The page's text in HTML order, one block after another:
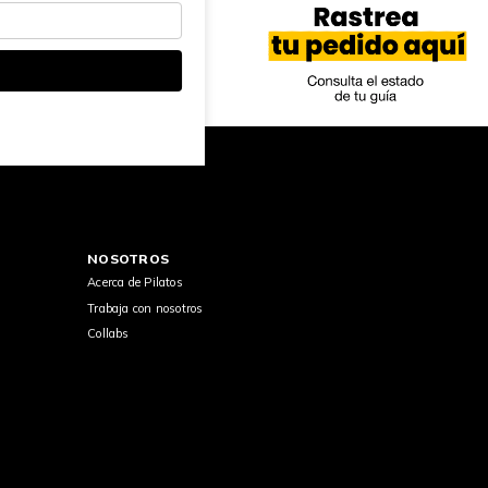
NOSOTROS
Acerca de Pilatos
Trabaja con nosotros
Collabs